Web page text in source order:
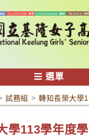
選單
試務組 > 轉知長榮大學
學113學年度